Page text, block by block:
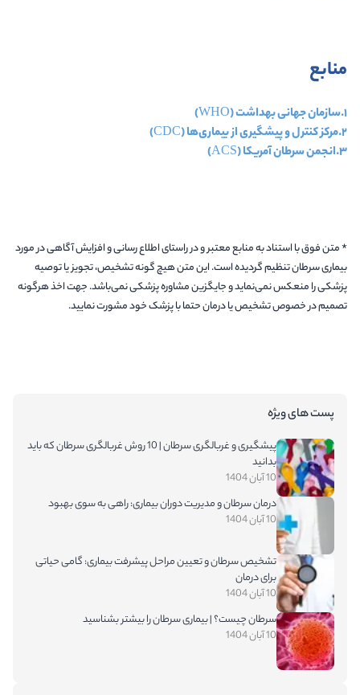
پست های ویژه
پیشگیری و غربالگری سرطان | 10 روش غربالگری سرطان که باید
بدانید
10 آبان 1404
درمان سرطان و مدیریت دوران بیماری: راهی به سوی بهبود
10 آبان 1404
تشخیص سرطان و تعیین مراحل پیشرفت بیماری: گامی حیاتی
برای درمان
10 آبان 1404
سرطان چیست؟ | بیماری سرطان را بیشتر بشناسید
10 آبان 1404
منابع
1.سازمان جهانی بهداشت (WHO)
2.مرکز کنترل و پیشگیری از بیماری‌ها (CDC)
3.انجمن سرطان آمریکا (ACS)
* متن فوق با استناد به منابع معتبر و در راستای اطلاع رسانی و افزایش آگاهی در مورد
بیماری سرطان تنظیم گردیده است. این متن هیچ گونه تشخیص، تجویز یا توصیه
پزشکی را منعکس نمی‌نماید و جایگزین مشاوره پزشکی نمی‌باشد. جهت اخذ هرگونه
تصمیم در خصوص تشخیص یا درمان حتما با پزشک خود مشورت نمایید.